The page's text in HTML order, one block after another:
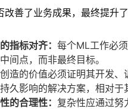
改善了业务成果，最终提
指标对齐： 每个ML工作必
间点，而非最终目标。
造的价值必须证明其开发
久影响的解决方案，相对于
的合理性： 复杂性应通过努